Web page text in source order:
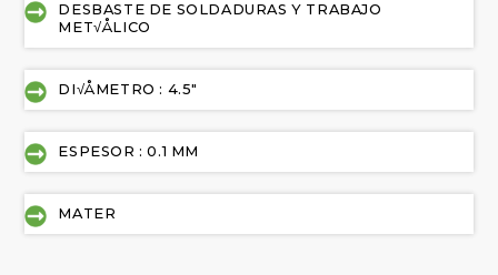
DESBASTE DE SOLDADURAS Y TRABAJO
MET√ÅLICO
DI√ÅMETRO : 4.5"
ESPESOR : 0.1 MM
MATER